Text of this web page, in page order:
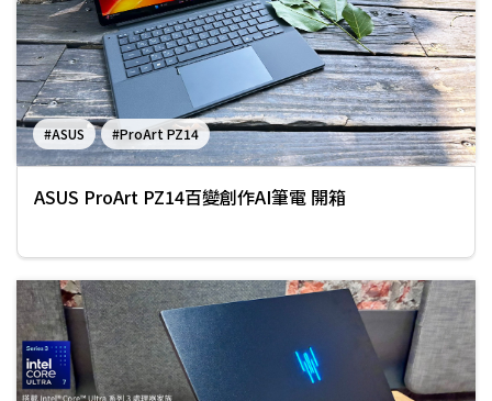
#ASUS #ProArt PZ14
ASUS ProArt PZ14百變創作AI筆電 開箱